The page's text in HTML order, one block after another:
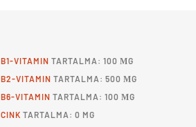
B1-VITAMIN TARTALMA: 100 ΜG
B2-VITAMIN TARTALMA: 500 ΜG
B6-VITAMIN TARTALMA: 100 ΜG
CINK TARTALMA: 0 MG